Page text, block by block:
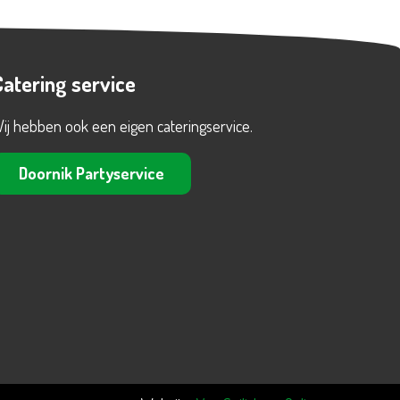
service
hebben ook een eigen cateringservice.
Doornik Partyservice